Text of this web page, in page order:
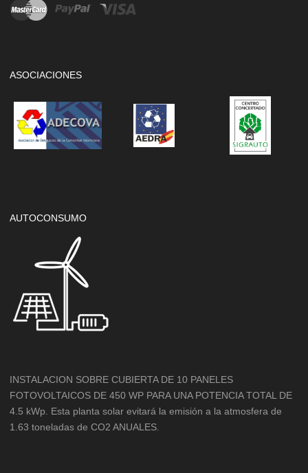
ASOCIACIONES
AUTOCONSUMO
INSTALACION SOBRE CUBIERTA DE 10 PANELES
FOTOVOLTAICOS DE 450 WP PARA UNA POTENCIA TOTAL DE
4.5 kWp. Esta planta solar evitará la emisión a la atmosfera de
1.63 toneladas de CO2 ANUALES.